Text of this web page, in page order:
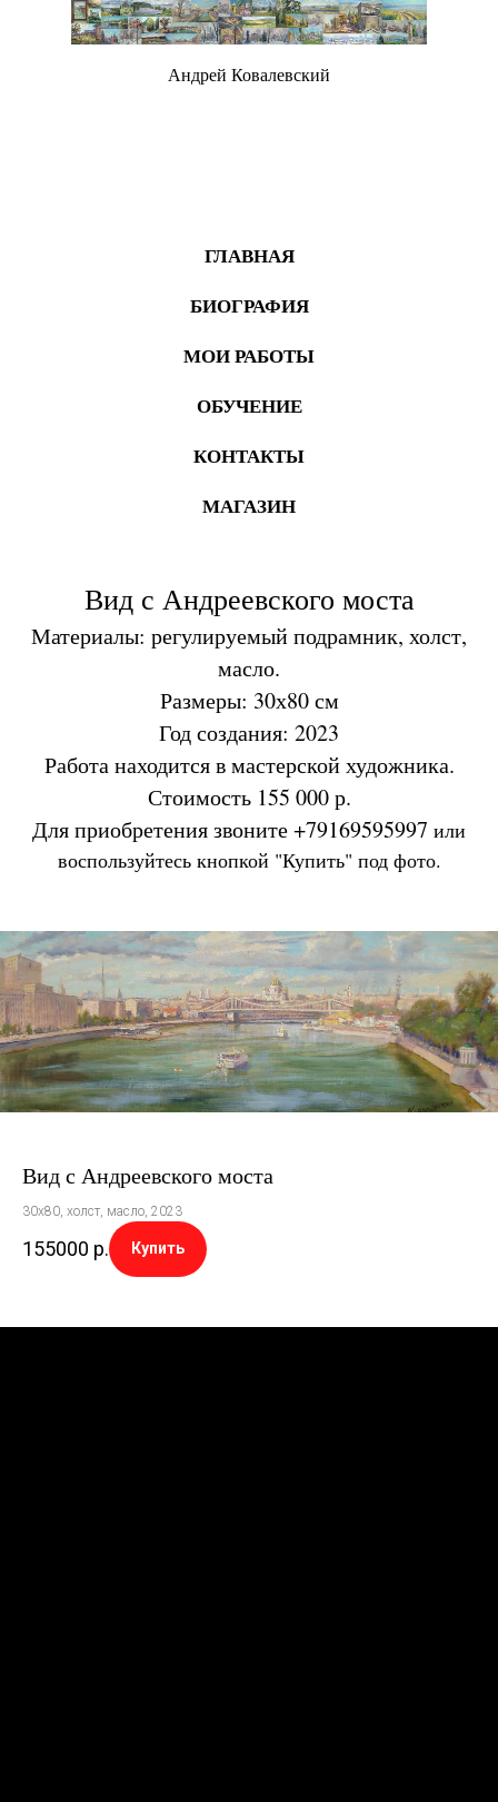
Андрей Ковалевский
ГЛАВНАЯ
БИОГРАФИЯ
МОИ РАБОТЫ
ОБУЧЕНИЕ
КОНТАКТЫ
МАГАЗИН
Вид с Андреевского моста
Материалы: регулируемый подрамник, холст,
масло.
Размеры: 30х80 см
Год создания: 2023
Работа находится в мастерской художника.
Стоимость 155 000 р.
Для приобретения звоните +79169595997 или
воспользуйтесь кнопкой "Купить" под фото.
Вид с Андреевского моста
30х80, холст, масло, 2023
155000 р. Купить